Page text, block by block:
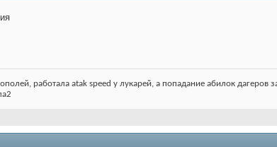
работала atak speed у лукарей, а попадание абилок дагеров